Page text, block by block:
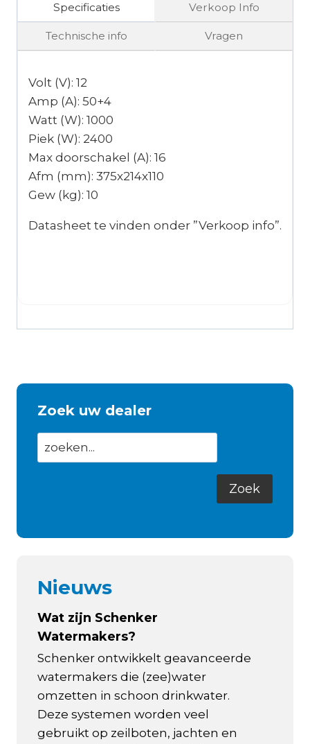
Specificaties Verkoop Info
Technische info Vragen
Volt (V): 12
Amp (A): 50+4
Watt (W): 1000
Piek (W): 2400
Max doorschakel (A): 16
Afm (mm): 375x214x110
Gew (kg): 10
Datasheet te vinden onder ”Verkoop info”.
Zoek uw dealer
Nieuws
Wat zijn Schenker
Watermakers?
Schenker ontwikkelt geavanceerde
watermakers die (zee)water
omzetten in schoon drinkwater.
Deze systemen worden veel
gebruikt op zeilboten, jachten en